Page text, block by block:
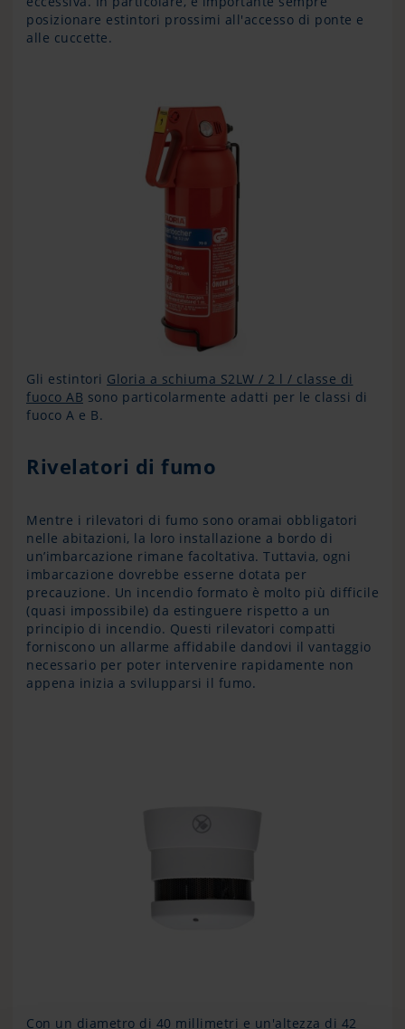
posizionare estintori prossimi all'accesso di ponte e
alle cuccette.
Gli estintori Gloria a schiuma S2LW / 2 l / classe di
fuoco AB sono particolarmente adatti per le classi di
fuoco A e B.
Rivelatori di fumo
Mentre i rilevatori di fumo sono oramai obbligatori
nelle abitazioni, la loro installazione a bordo di
un’imbarcazione rimane facoltativa. Tuttavia, ogni
imbarcazione dovrebbe esserne dotata per
precauzione. Un incendio formato è molto più difficile
(quasi impossibile) da estinguere rispetto a un
principio di incendio. Questi rilevatori compatti
forniscono un allarme affidabile dandovi il vantaggio
necessario per poter intervenire rapidamente non
appena inizia a svilupparsi il fumo.
Con un diametro di 40 millimetri e un'altezza di 42